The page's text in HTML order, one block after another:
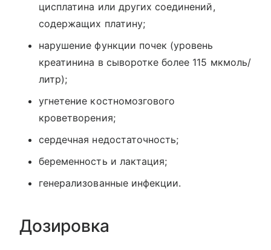
цисплатина или других соединений,
содержащих платину;
нарушение функции почек (уровень
креатинина в сыворотке более 115 мкмоль/
литр);
угнетение костномозгового
кроветворения;
сердечная недостаточность;
беременность и лактация;
генерализованные инфекции.
Дозировка